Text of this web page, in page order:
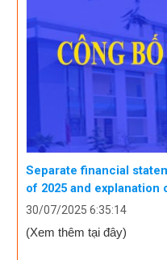
Separate financial
of 2025 and
30/07/2025 6:35:14
(Xem thêm tại đây)